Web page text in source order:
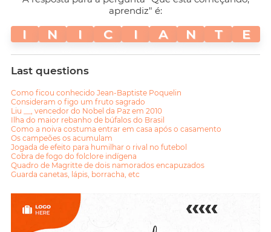
aprendiz" é:
I N I C I A N T E
Last questions
Como ficou conhecido Jean-Baptiste Poquelin
Consideram o figo um fruto sagrado
Liu __, vencedor do Nobel da Paz em 2010
Ilha do maior rebanho de búfalos do Brasil
Como a noiva costuma entrar em casa após o casamento
Os campeões os acumulam
Jogada de efeito para humilhar o rival no futebol
Cobra de fogo do folclore indígena
Quadro de Magritte de dois namorados encapuzados
Guarda canetas, lápis, borracha, etc